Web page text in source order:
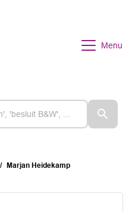
Menu
Marjan Heidekamp